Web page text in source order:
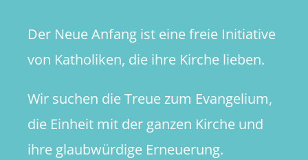
Der Neue Anfang ist eine freie Initiative
von Katholiken, die ihre Kirche lieben.
Wir suchen die Treue zum Evangelium,
die Einheit mit der ganzen Kirche und
ihre glaubwürdige Erneuerung.